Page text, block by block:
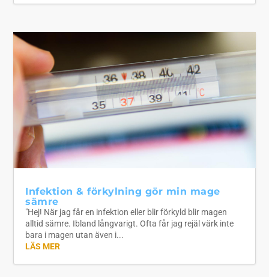
Infektion & förkylning gör min mage
sämre
"Hej! När jag får en infektion eller blir förkyld blir magen
alltid sämre. Ibland långvarigt. Ofta får jag rejäl värk inte
bara i magen utan även i...
LÄS MER